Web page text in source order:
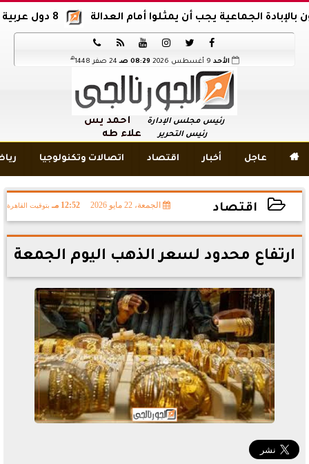
الجماعية يجب أن يمثلوا أمام العدالة






الأحد 08:29 صـ 24 صفر 1448 هـ
رئيس مجلس الإدارة أحمد يس
رئيس التحرير علاء طه
 عاجل أخبار اقتصاد اتصالات وتكنولوجيا
اقتصاد الجمعة، 22 مايو 2026 12:52 مـ بتوقيت القاهرة
2026-05-22 12:52:44
ارتفاع محدود لسعر الذهب اليوم الجمعة